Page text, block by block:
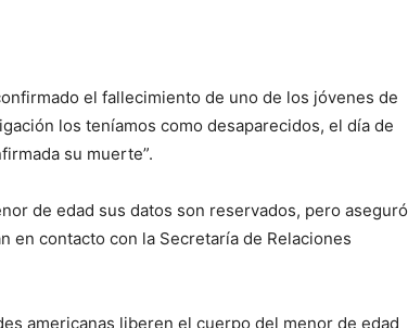
el fallecimiento de uno de los jóvenes de
los teníamos como desaparecidos, el día de
su muerte”.
de edad sus datos son reservados, pero aseguró
en contacto con la Secretaría de Relaciones
americanas liberen el cuerpo del menor de edad